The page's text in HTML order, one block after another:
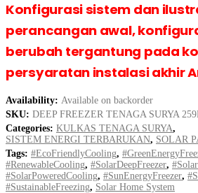
Konfigurasi sistem dan
perancangan awal,
berubah tergantung pada
persyaratan instalasi akhir
Availability: Available on backorder
SKU: DEEP FREEZER TENAGA SURYA
Categories: KULKAS TENAGA SURYA,
SISTEM ENERGI TERBARUKAN, SOLAR
Tags: #EcoFriendlyCooling,
#RenewableCooling, #SolarDeepFreezer,
#SolarPoweredCooling, #SunEnergyFreezer,
#SustainableFreezing, Solar Home System